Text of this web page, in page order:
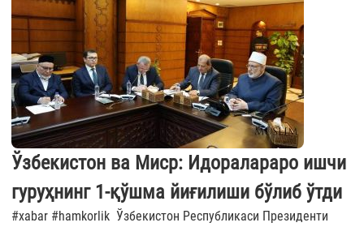
Ўзбекистон ва Миср: Идоралараро ишчи
гуруҳнинг 1-қўшма йиғилиши бўлиб ўтди
#xabar #hamkorlik Ўзбекистон Республикаси Президенти